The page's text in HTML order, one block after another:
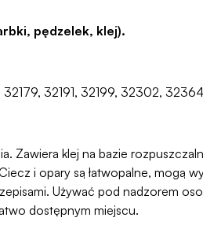
pędzelek, klej).
32179, 32191, 32199, 32302,
Zawiera klej na bazie
i opary są łatwopalne, mogą
Używać pod nadzorem
dostępnym miejscu.